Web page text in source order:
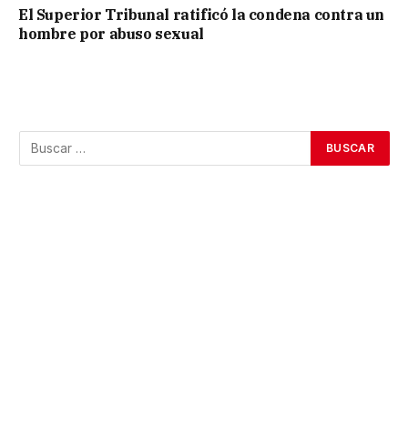
El Superior Tribunal ratificó la condena contra un
hombre por abuso sexual